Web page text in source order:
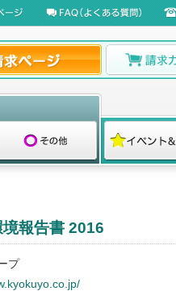
報告書 2016
プ